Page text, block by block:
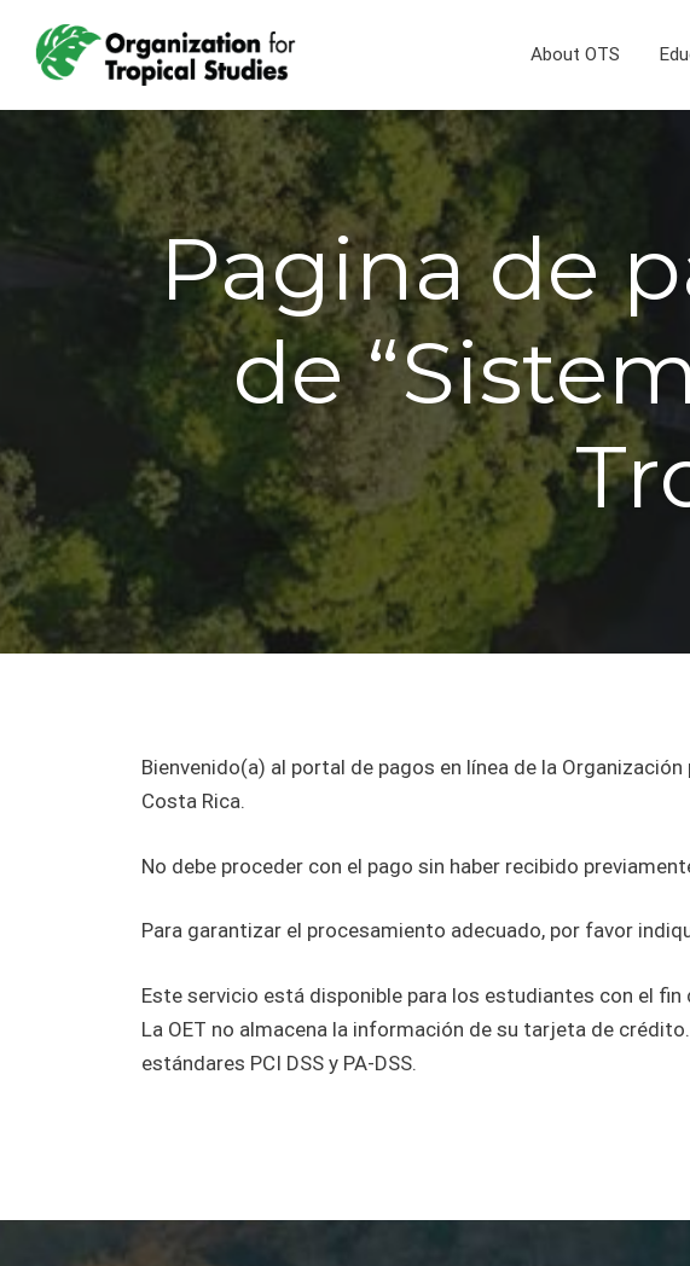
About OTS
Pagina de
de
Bienvenido(a) al portal de pagos en línea de la
Costa Rica.
No debe proceder con el pago sin haber recibido
Para garantizar el procesamiento adecuado, por favor
Este servicio está disponible para los estudiantes con el
La OET no almacena la información de su tarjeta de
estándares PCI DSS y PA-DSS.